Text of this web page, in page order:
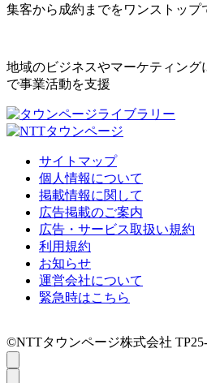
集客から成約までをワンストップ
地域のビジネスやマーケティング
で事業活動を支援
サイトマップ
個人情報について
掲載情報に関して
広告掲載のご案内
広告・サービス取扱い規約
利用規約
お知らせ
運営会社について
緊急時はこちら
©NTTタウンページ株式会社 TP25-